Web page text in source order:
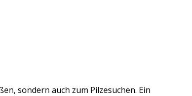
sondern auch zum Pilzesuchen. Ein